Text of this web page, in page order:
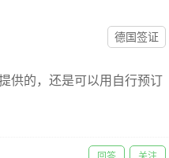
德国签证
供的，还是可以用自行预订
关注
回答